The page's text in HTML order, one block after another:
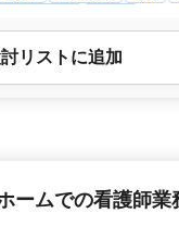
ト
での看護師業務＞ 埼玉
薬準備・与薬、簡単な
・労災・健康・厚生に
リスト に追加
ームでの看護師業